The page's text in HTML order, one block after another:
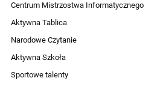
Centrum Mistrzostwa Informatycznego
Aktywna Tablica
Narodowe Czytanie
Aktywna Szkoła
Sportowe talenty